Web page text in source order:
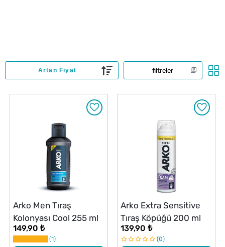
filtreler
Arko Men Tıraş
Kolonyası Cool 255 ml
149,90 ₺
1
Arko Extra Sensitive
Tıraş Köpüğü 200 ml
139,90 ₺
0